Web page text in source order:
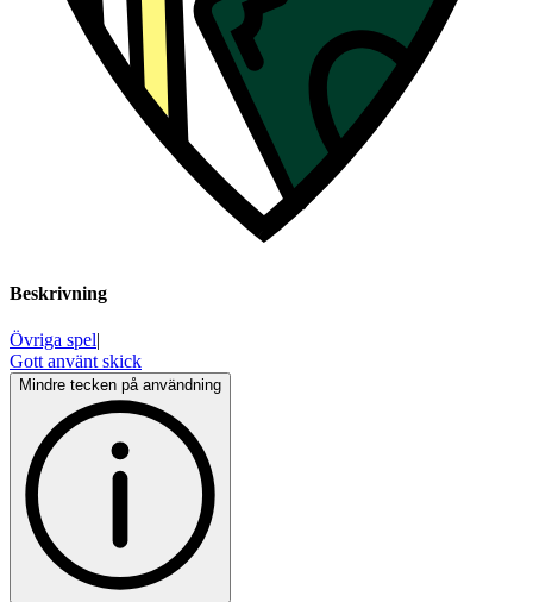
Beskrivning
Övriga spel|
Gott använt skick
Mindre tecken på användning